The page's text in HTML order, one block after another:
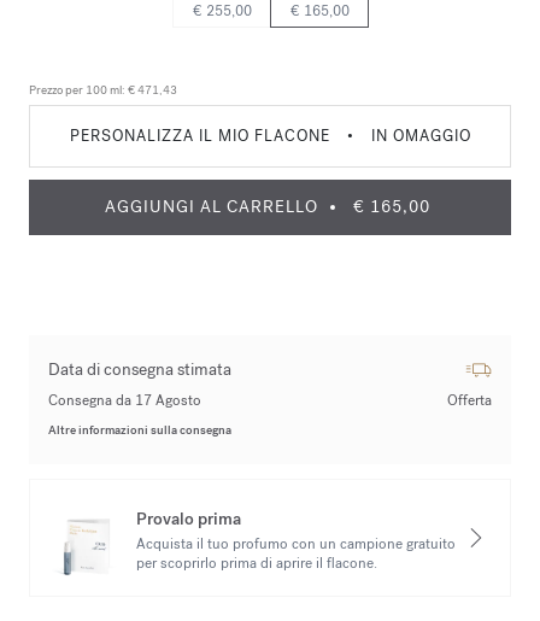
€ 255,00
€ 165,00
Prezzo per 100 ml: € 471,43
PERSONALIZZA IL MIO FLACONE • IN OMAGGIO
AGGIUNGI AL CARRELLO € 165,00
Data di consegna stimata
Consegna da 17 Agosto Offerta
Altre informazioni sulla consegna
Provalo prima
Acquista il tuo profumo con un campione gratuito
per scoprirlo prima di aprire il flacone.